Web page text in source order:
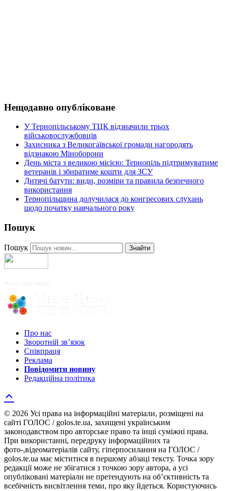
Нещодавно опубліковане
У Тернопільському ТЦК відзначили трьох
військовослужбовців
Захисника з Великогаївської громади нагородять
відзнакою Міноборони
День міста з великою місією: Тернопіль підтримуватиме
ветеранів і збиратиме кошти для ЗСУ
Дитячі батути: види, розміри та правила безпечного
використання
Тернопільщина долучилася до конгресових слухань
щодо початку навчального року
Пошук
Пошук Знайти
Про нас
Зворотній зв’язок
Співпраця
Реклама
Повідомити новину
Редакційна політика
© 2026 Усі права на інформаційні матеріали, розміщені на
сайті ГОЛОС / golos.te.ua, захищені українським
законодавством про авторське право та інші суміжні права.
При використанні, передруку інформаційних та
фото-,відеоматеріалів сайту, гіперпосилання на ГОЛОС /
golos.te.ua має міститися в першому абзаці тексту. Точка зору
редакції може не збігатися з точкою зору автора, а усі
опубліковані матеріали не претендують на об’єктивність та
всебічність висвітлення теми, про яку йдеться. Користуючись